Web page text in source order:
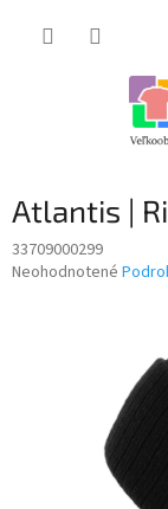
Atlantis |
33709000299
Priemerné
Neohodnotené